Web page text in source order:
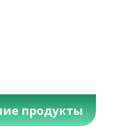
продукты